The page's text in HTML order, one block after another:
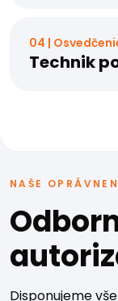
04 |
Technik
NAŠE
Disponujeme